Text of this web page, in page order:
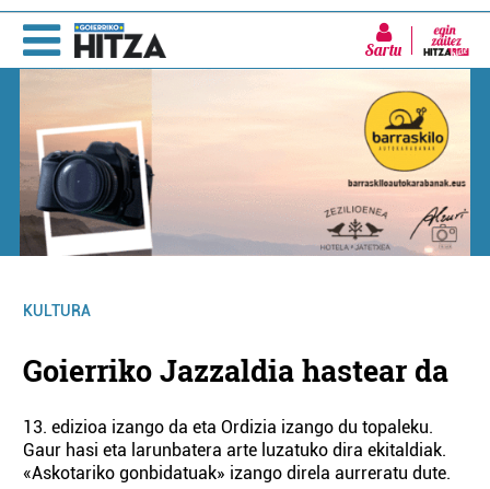
Sartu
KULTURA
Goierriko Jazzaldia hastear da
13. edizioa izango da eta Ordizia izango du topaleku.
Gaur hasi eta larunbatera arte luzatuko dira ekitaldiak.
«Askotariko gonbidatuak» izango direla aurreratu dute.